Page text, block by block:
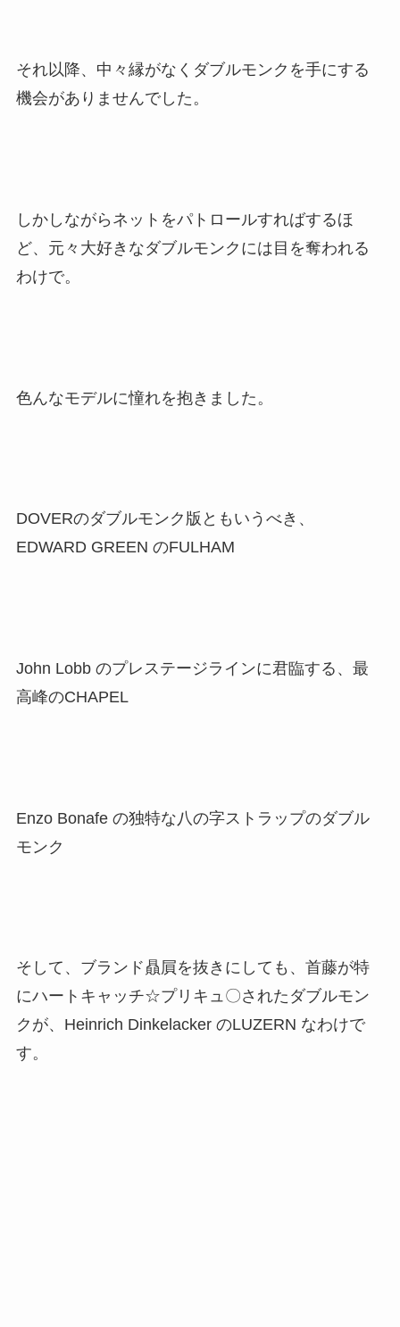
それ以降、中々縁がなくダブルモンクを手にする
機会がありませんでした。
しかしながらネットをパトロールすればするほ
ど、元々大好きなダブルモンクには目を奪われる
わけで。
色んなモデルに憧れを抱きました。
DOVERのダブルモンク版ともいうべき、
EDWARD GREEN のFULHAM
John Lobb のプレステージラインに君臨する、最
高峰のCHAPEL
Enzo Bonafe の独特な八の字ストラップのダブル
モンク
そして、ブランド贔屓を抜きにしても、首藤が特
にハートキャッチ☆プリキュ〇されたダブルモン
クが、Heinrich Dinkelacker のLUZERN なわけで
す。